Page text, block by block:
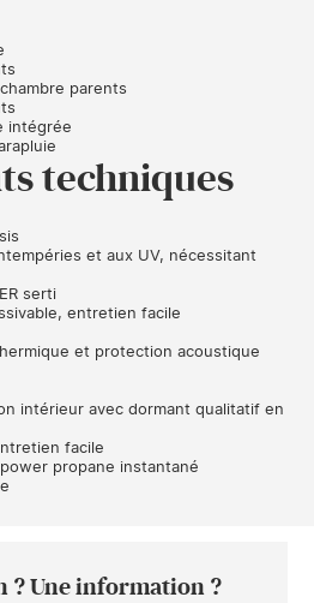
parents
intégrée
techniques
et aux UV, nécessitant
serti
entretien facile
et protection acoustique
intérieur avec dormant qualitatif en
facile
propane instantané
? Une information ?